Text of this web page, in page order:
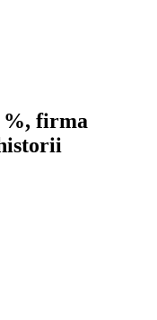
%, firma